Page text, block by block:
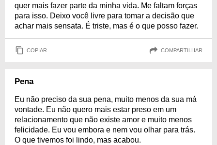
quer mais fazer parte da minha vida. Me faltam forças
para isso. Deixo você livre para tomar a decisão que
achar mais sensata. É triste, mas é o que posso fazer.
COPIAR COMPARTILHAR
Pena
Eu não preciso da sua pena, muito menos da sua má
vontade. Eu não quero mais estar preso em um
relacionamento que não existe amor e muito menos
felicidade. Eu vou embora e nem vou olhar para trás.
O que tivemos foi lindo, mas acabou.